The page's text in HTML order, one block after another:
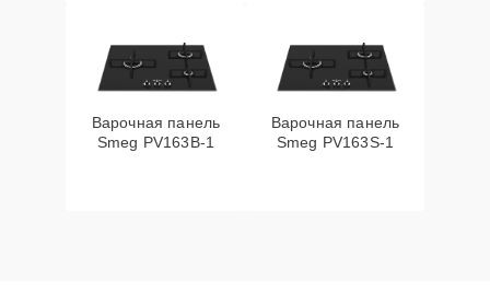
Варочная панель
Smeg PV163B-1
Варочная панель
Smeg PV163S-1